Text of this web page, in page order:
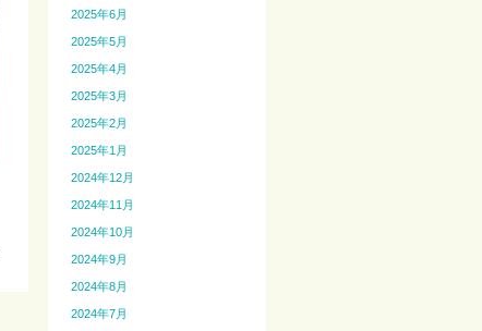
2025年6月
2025年5月
2025年4月
2025年3月
2025年2月
2025年1月
2024年12月
2024年11月
2024年10月
2024年9月
2024年8月
2024年7月